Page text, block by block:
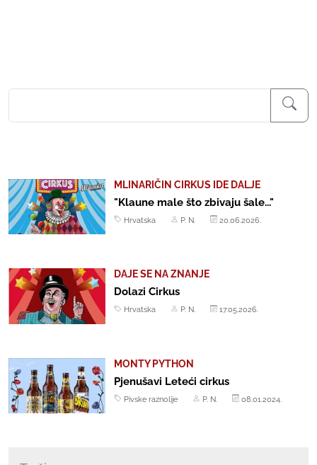
MLINARIČIN CIRKUS IDE DALJE
"Klaune male što zbivaju šale..."
Hrvatska P. N. 20.06.2026.
DAJE SE NA ZNANJE
Dolazi Cirkus
Hrvatska P. N. 17.05.2026.
MONTY PYTHON
Pjenušavi Leteći cirkus
Pivske raznolije P. N. 08.01.2024.